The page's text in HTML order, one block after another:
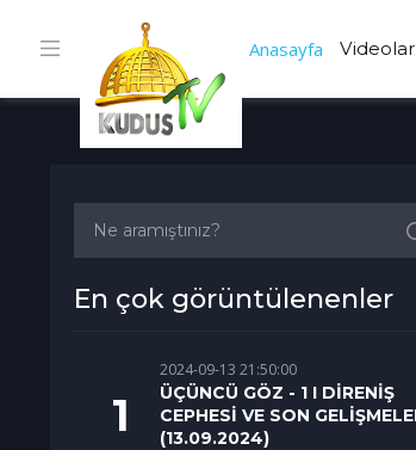
Anasayfa Videolar
En çok görüntülenenler
2024-09-13 21:50:00
ÜÇÜNCÜ GÖZ - 1 I DİRENİŞ
CEPHESİ VE SON
(13.09.2024)